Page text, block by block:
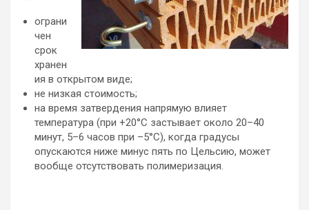
ограни
чен
срок
хранен
ия в открытом виде;
не низкая стоимость;
на время затвердения напрямую влияет
температура (при +20°С застывает около 20–40
минут, 5–6 часов при –5°С), когда градусы
опускаются ниже минус пять по Цельсию, может
вообще отсутствовать полимеризация.